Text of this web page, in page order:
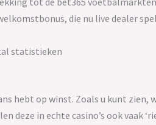
die nu live dealer
statistieken
hebt op winst. Zoals u kunt
deze in echte casino’s ook vaak